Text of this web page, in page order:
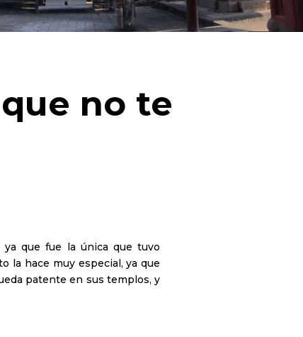
no te
ya que fue la única que tuvo
la hace muy especial, ya que
patente en sus templos, y